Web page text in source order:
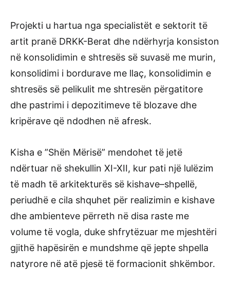
Projekti u hartua nga specialistët e sektorit të
artit pranë DRKK-Berat dhe ndërhyrja konsiston
në konsolidimin e shtresës së suvasë me murin,
konsolidimi i bordurave me llaç, konsolidimin e
shtresës së pelikulit me shtresën përgatitore
dhe pastrimi i depozitimeve të blozave dhe
kripërave që ndodhen në afresk.
Kisha e ”Shën Mërisë” mendohet të jetë
ndërtuar në shekullin XI-XII, kur pati një lulëzim
të madh të arkitekturës së kishave–shpellë,
periudhë e cila shquhet për realizimin e kishave
dhe ambienteve përreth në disa raste me
volume të vogla, duke shfrytëzuar me mjeshtëri
gjithë hapësirën e mundshme që jepte shpella
natyrore në atë pjesë të formacionit shkëmbor.